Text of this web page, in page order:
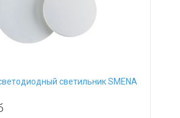
светильник SMENA